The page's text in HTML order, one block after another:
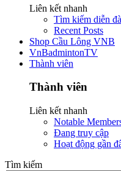
Liên kết nhanh
Tìm kiếm diễn
Recent Posts
Shop Cầu Lông VNB
VnBadmintonTV
Thành viên
Thành viên
Liên kết nhanh
Notable
Đang truy cập
Hoạt động gần
Tìm kiếm